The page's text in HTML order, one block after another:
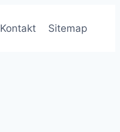
Kontakt Sitemap